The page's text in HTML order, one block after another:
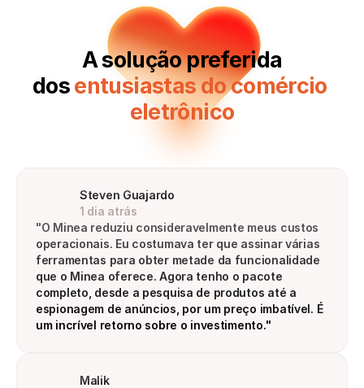
A solução preferida
‍dos entusiastas do comércio
eletrônico
Steven Guajardo
1 dia atrás
"O Minea reduziu consideravelmente meus custos
operacionais. Eu costumava ter que assinar várias
ferramentas para obter metade da funcionalidade
que o Minea oferece. Agora tenho o pacote
completo, desde a pesquisa de produtos até a
espionagem de anúncios, por um preço imbatível. É
um incrível retorno sobre o investimento."
Malik